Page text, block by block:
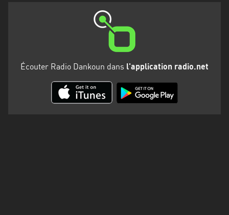
Écouter Radio Dankoun dans l'application radio.net